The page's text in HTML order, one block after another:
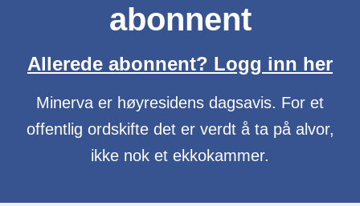
abonnent
Allerede abonnent? Logg inn her
Minerva er høyresidens dagsavis. For et
offentlig ordskifte det er verdt å ta på alvor,
ikke nok et ekkokammer.